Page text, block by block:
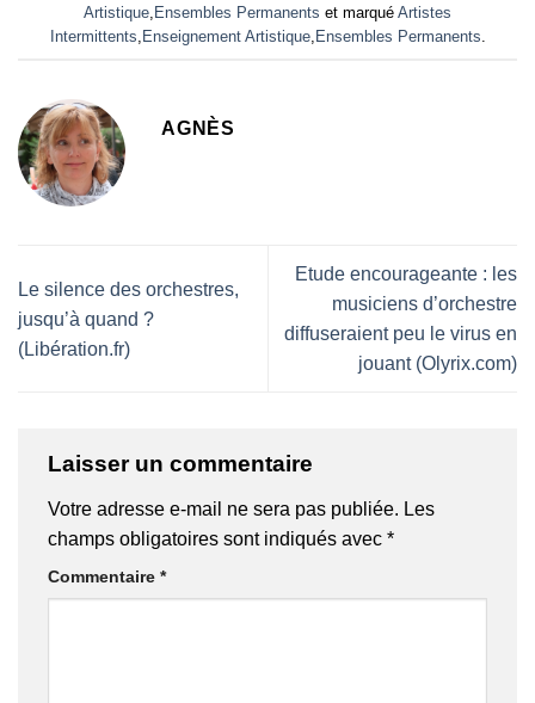
Artistique, Ensembles Permanents et marqué Artistes
Intermittents, Enseignement Artistique, Ensembles Permanents.
AGNÈS
Le silence des orchestres,
jusqu’à quand ?
(Libération.fr)
Etude encourageante : les
musiciens d’orchestre
diffuseraient peu le virus en
jouant (Olyrix.com)
Laisser un commentaire
Votre adresse e-mail ne sera pas publiée. Les
champs obligatoires sont indiqués avec *
Commentaire *